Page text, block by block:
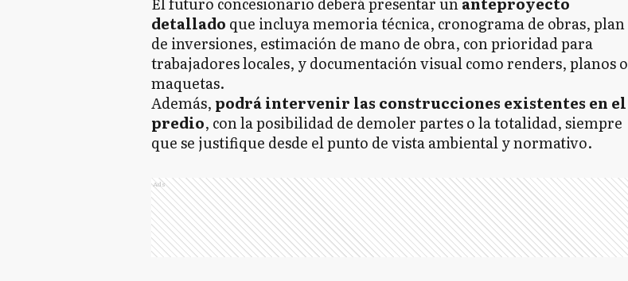
detallado que incluya memoria técnica, cronograma de obras, plan
de inversiones, estimación de mano de obra, con prioridad para
trabajadores locales, y documentación visual como renders, planos o
maquetas.
Además, podrá intervenir las construcciones existentes en el
predio, con la posibilidad de demoler partes o la totalidad, siempre
que se justifique desde el punto de vista ambiental y normativo.
Ads